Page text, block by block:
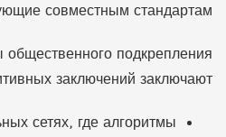
совместным стандартам.
подкрепления
заключений заключают:
сетях, где алгоритмы